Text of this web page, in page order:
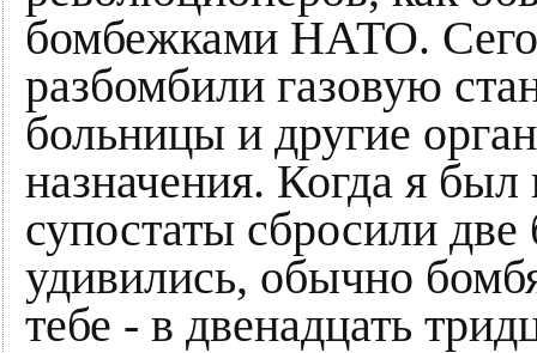
бомбежками НАТО.
разбомбили газовую
больницы и другие
назначения. Когда я
супостаты сбросили
удивились, обычно
тебе - в двенадцать